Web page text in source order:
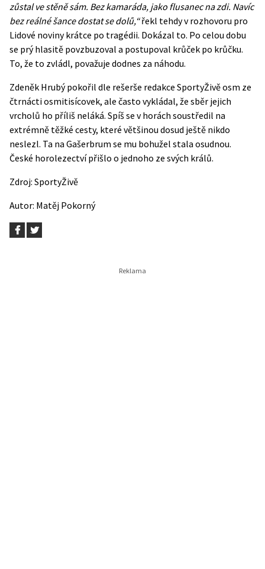
zůstal ve stěně sám. Bez kamaráda, jako flusanec na zdi. Navíc
bez reálné šance dostat se dolů,“řekl tehdy v rozhovoru pro
Lidové noviny krátce po tragédii. Dokázal to. Po celou dobu
se prý hlasitě povzbuzoval a postupoval krůček po krůčku.
To, že to zvládl, považuje dodnes za náhodu.
Zdeněk Hrubý pokořil dle rešerše redakce SportyŽivě osm ze
čtrnácti osmitisícovek, ale často vykládal, že sběr jejich
vrcholů ho příliš neláká. Spíš se v horách soustředil na
extrémně těžké cesty, které většinou dosud ještě nikdo
neslezl. Ta na Gašerbrum se mu bohužel stala osudnou.
České horolezectví přišlo o jednoho ze svých králů.
Zdroj: SportyŽivě
Autor: Matěj Pokorný